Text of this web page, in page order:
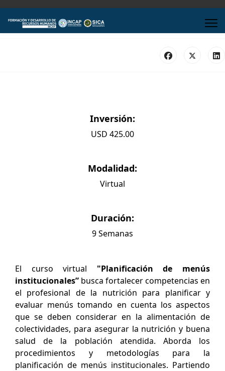
Inversión:
USD 425.00
Modalidad:
Virtual
Duración:
9 Semanas
El curso virtual "Planificación de menús
institucionales” busca fortalecer competencias en
el profesional de la nutrición para planificar y
evaluar menús tomando en cuenta los aspectos
que se deben considerar en la alimentación de
colectividades, para asegurar la nutrición y buena
salud de la población atendida. Aborda los
procedimientos y metodologías para la
planificación de menús institucionales. Partiendo